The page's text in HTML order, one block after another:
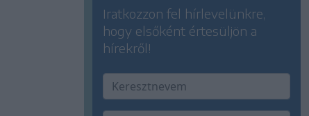
Iratkozzon fel hírlevelünkre,
hogy elsőként értesüljön a
hírekről!